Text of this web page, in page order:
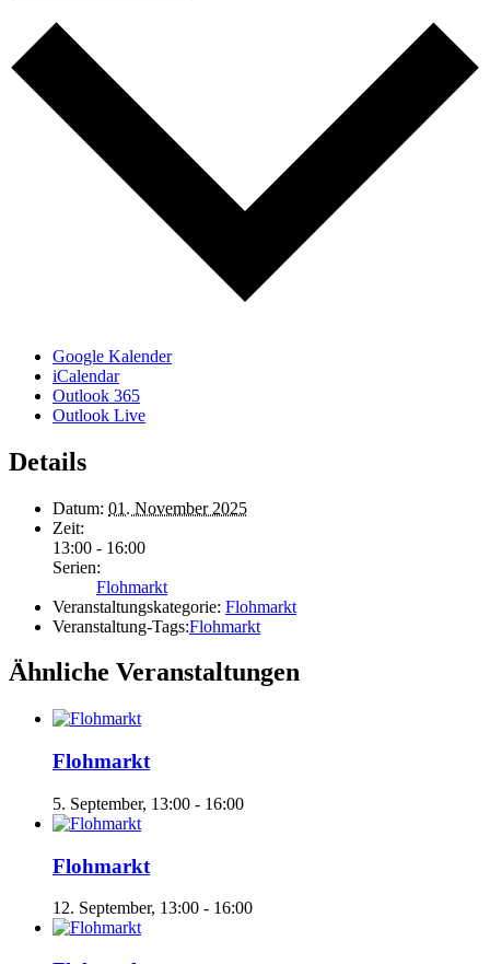
Google Kalender
iCalendar
Outlook 365
Outlook Live
Details
Datum: 01. November 2025
Zeit:
13:00 - 16:00
Serien:
Flohmarkt
Veranstaltungskategorie: Flohmarkt
Veranstaltung-Tags:Flohmarkt
Ähnliche Veranstaltungen
Flohmarkt
5. September, 13:00 - 16:00
Flohmarkt
12. September, 13:00 - 16:00